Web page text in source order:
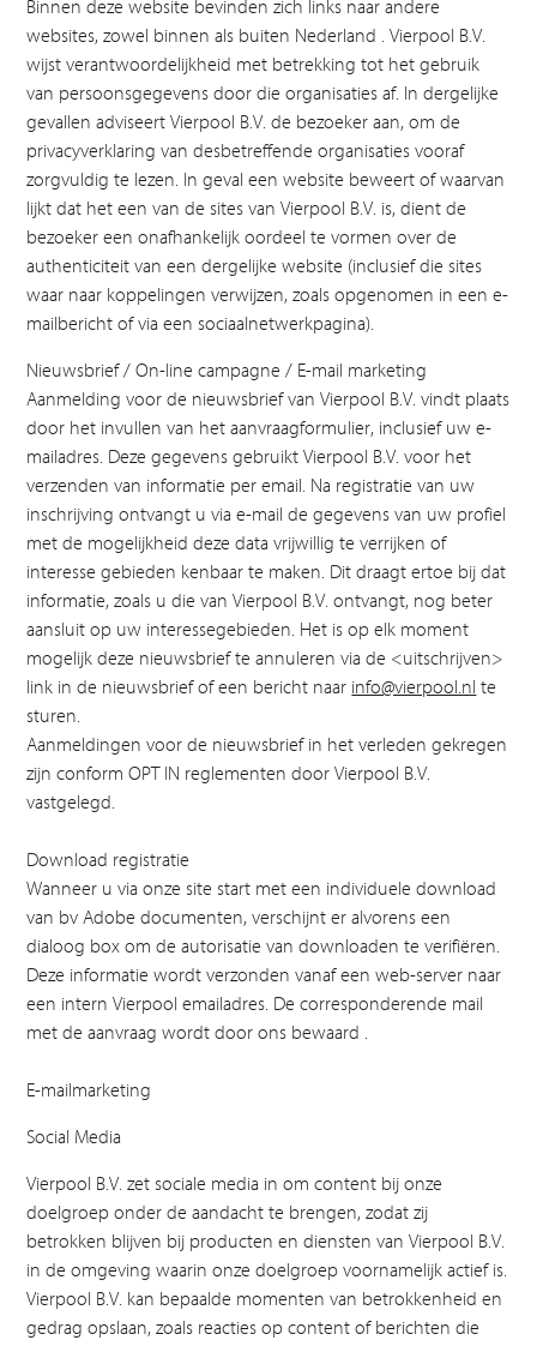
Binnen deze website bevinden zich links naar andere
websites, zowel binnen als buiten Nederland . Vierpool B.V.
wijst verantwoordelijkheid met betrekking tot het gebruik
van persoonsgegevens door die organisaties af. In dergelijke
gevallen adviseert Vierpool B.V. de bezoeker aan, om de
privacyverklaring van desbetreffende organisaties vooraf
zorgvuldig te lezen. In geval een website beweert of waarvan
lijkt dat het een van de sites van Vierpool B.V. is, dient de
bezoeker een onafhankelijk oordeel te vormen over de
authenticiteit van een dergelijke website (inclusief die sites
waar naar koppelingen verwijzen, zoals opgenomen in een e-
mailbericht of via een sociaalnetwerkpagina).
Nieuwsbrief / On-line campagne / E-mail marketing
Aanmelding voor de nieuwsbrief van Vierpool B.V. vindt plaats
door het invullen van het aanvraagformulier, inclusief uw e-
mailadres. Deze gegevens gebruikt Vierpool B.V. voor het
verzenden van informatie per email. Na registratie van uw
inschrijving ontvangt u via e-mail de gegevens van uw profiel
met de mogelijkheid deze data vrijwillig te verrijken of
interesse gebieden kenbaar te maken. Dit draagt ertoe bij dat
informatie, zoals u die van Vierpool B.V. ontvangt, nog beter
aansluit op uw interessegebieden. Het is op elk moment
mogelijk deze nieuwsbrief te annuleren via de <uitschrijven>
link in de nieuwsbrief of een bericht naar info@vierpool.nl te
sturen.
Aanmeldingen voor de nieuwsbrief in het verleden gekregen
zijn conform OPT IN reglementen door Vierpool B.V.
vastgelegd.
Download registratie
Wanneer u via onze site start met een individuele download
van bv Adobe documenten, verschijnt er alvorens een
dialoog box om de autorisatie van downloaden te verifiëren.
Deze informatie wordt verzonden vanaf een web-server naar
een intern Vierpool emailadres. De corresponderende mail
met de aanvraag wordt door ons bewaard .
E-mailmarketing
Social Media
Vierpool B.V. zet sociale media in om content bij onze
doelgroep onder de aandacht te brengen, zodat zij
betrokken blijven bij producten en diensten van Vierpool B.V.
in de omgeving waarin onze doelgroep voornamelijk actief is.
Vierpool B.V. kan bepaalde momenten van betrokkenheid en
gedrag opslaan, zoals reacties op content of berichten die